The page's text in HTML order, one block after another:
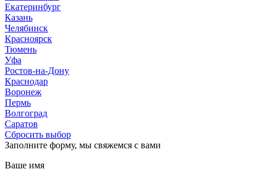
Екатеринбург
Казань
Челябинск
Красноярск
Тюмень
Уфа
Ростов-на-Дону
Краснодар
Воронеж
Пермь
Волгоград
Саратов
Сбросить выбор
Заполните форму, мы свяжемся с вами
Ваше имя